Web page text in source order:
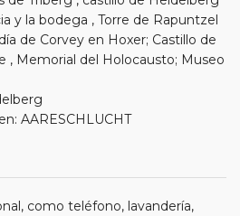
y la bodega , Torre de Rapuntzel
de Corvey en Hoxer; Castillo de
, Memorial del Holocausto; Museo
AARESCHLUCHT
como teléfono, lavandería,